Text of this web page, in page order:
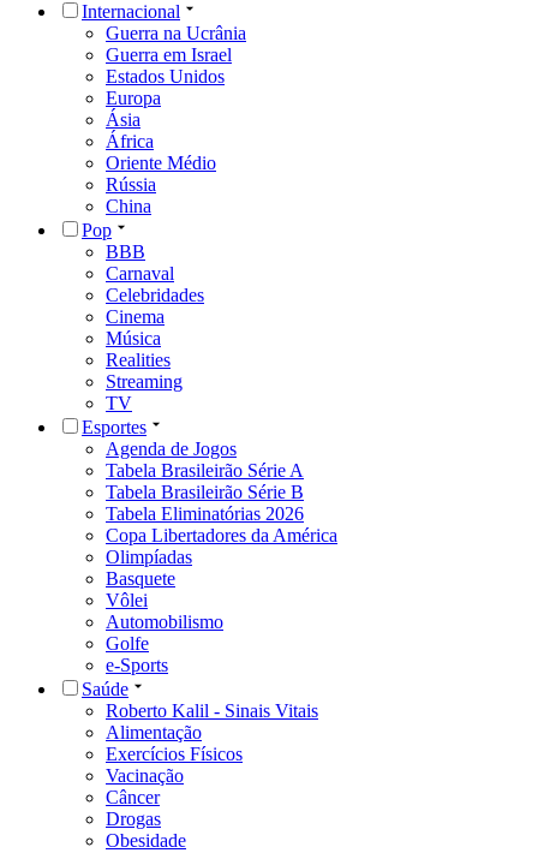
Internacional
Guerra na Ucrânia
Guerra em Israel
Estados Unidos
Europa
Ásia
África
Oriente Médio
Rússia
China
Pop
BBB
Carnaval
Celebridades
Cinema
Música
Realities
Streaming
TV
Esportes
Agenda de Jogos
Tabela Brasileirão Série A
Tabela Brasileirão Série B
Tabela Eliminatórias 2026
Copa Libertadores da América
Olimpíadas
Basquete
Vôlei
Automobilismo
Golfe
e-Sports
Saúde
Roberto Kalil - Sinais Vitais
Alimentação
Exercícios Físicos
Vacinação
Câncer
Drogas
Obesidade